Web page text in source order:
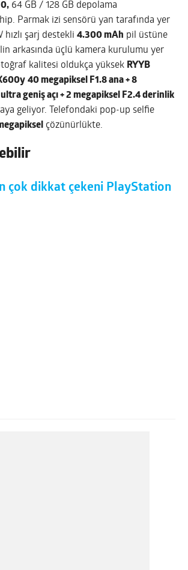
64 GB / 128 GB depolama
Parmak izi sensörü yan tarafında yer
hızlı şarj destekli4.300 mAh pil üstüne
arkasında üçlü kamera kurulumu yer
kalitesi oldukça yüksek RYYB
40 megapiksel F1.8 ana + 8
geniş açı + 2 megapiksel F2.4 derinlik
geliyor. Telefondaki pop-up selfie
çözünürlükte.
çok dikkat çekeni PlayStation